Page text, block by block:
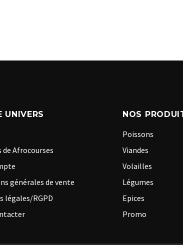
UNIVERS
de Afrocourses
générales de vente
légales/RGPD
NOS
Poissons
Viandes
Volailles
Légumes
Epices
Promo